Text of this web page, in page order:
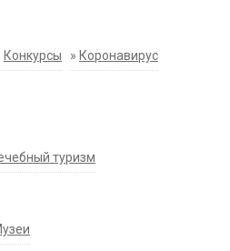
Конкурсы » Коронавирус
туризм